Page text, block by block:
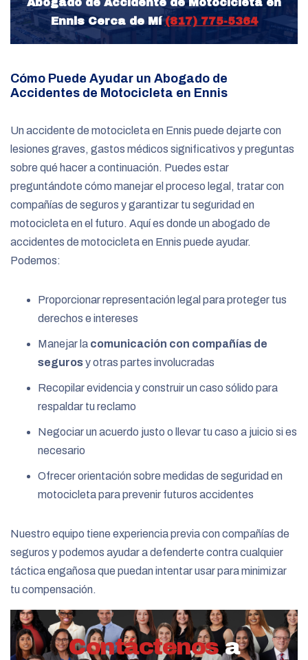
Ennis Cerca de Mí(817) 775-5364
Cómo Puede Ayudar un Abogado de
Accidentes de Motocicleta en Ennis
Un accidente de motocicleta en Ennis puede dejarte con
lesiones graves, gastos médicos significativos y preguntas
sobre qué hacer a continuación. Puedes estar
preguntándote cómo manejar el proceso legal, tratar con
compañías de seguros y garantizar tu seguridad en
motocicleta en el futuro. Aquí es donde un abogado de
accidentes de motocicleta en Ennis puede ayudar.
Podemos:
Proporcionar representación legal para proteger tus
derechos e intereses
Manejar la comunicación con compañías de
segurosy otras partes involucradas
Recopilar evidencia y construir un caso sólido para
respaldar tu reclamo
Negociar un acuerdo justo o llevar tu caso a juicio si es
necesario
Ofrecer orientación sobre medidas de seguridad en
motocicleta para prevenir futuros accidentes
Nuestro equipo tiene experiencia previa con compañías de
seguros y podemos ayudar a defenderte contra cualquier
táctica engañosa que puedan intentar usar para minimizar
tu compensación.
Contáctenos a